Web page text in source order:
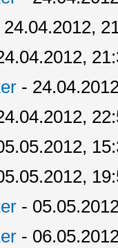
24.04.2012,
-
-
-